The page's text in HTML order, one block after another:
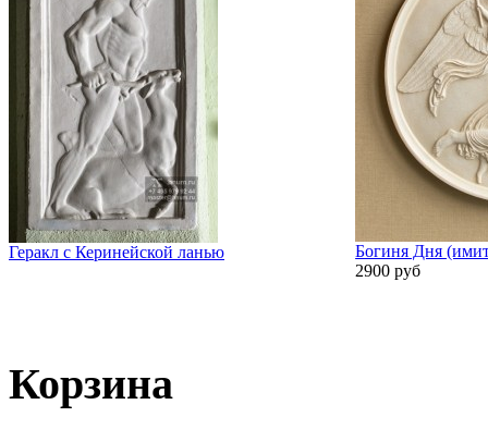
Геракл с Керинейской ланью
Богиня Дня
2900 руб
Корзина